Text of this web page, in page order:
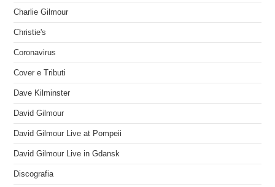
Charlie Gilmour
Christie's
Coronavirus
Cover e Tributi
Dave Kilminster
David Gilmour
David Gilmour Live at Pompeii
David Gilmour Live in Gdansk
Discografia